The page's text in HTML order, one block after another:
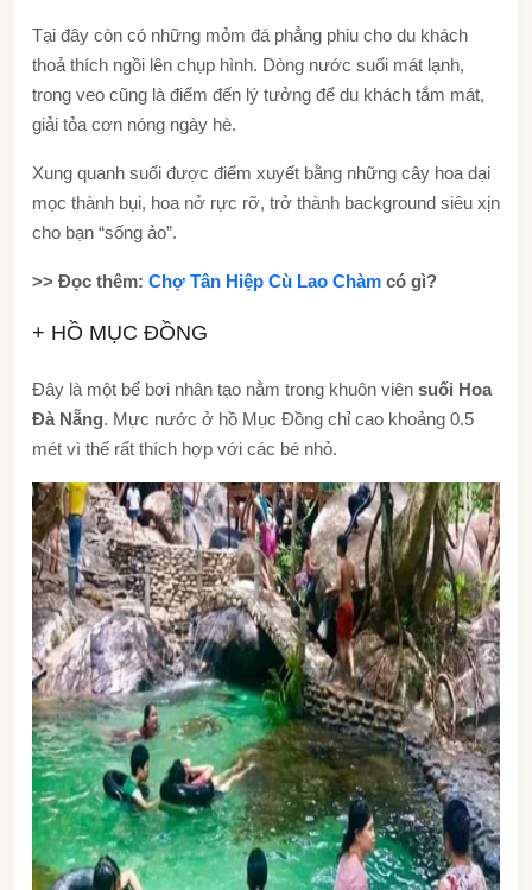
Tại đây còn có những mỏm đá phẳng phiu cho du khách
thoả thích ngồi lên chụp hình. Dòng nước suối mát lạnh,
trong veo cũng là điểm đến lý tưởng để du khách tắm mát,
giải tỏa cơn nóng ngày hè.
Xung quanh suối được điểm xuyết bằng những cây hoa dại
mọc thành bụi, hoa nở rực rỡ, trở thành background siêu xịn
cho bạn “sống ảo”.
>> Đọc thêm: Chợ Tân Hiệp Cù Lao Chàm có gì?
+ HỒ MỤC ĐỒNG
Đây là một bể bơi nhân tạo nằm trong khuôn viên suối Hoa
Đà Nẵng. Mực nước ở hồ Mục Đồng chỉ cao khoảng 0.5
mét vì thế rất thích hợp với các bé nhỏ.